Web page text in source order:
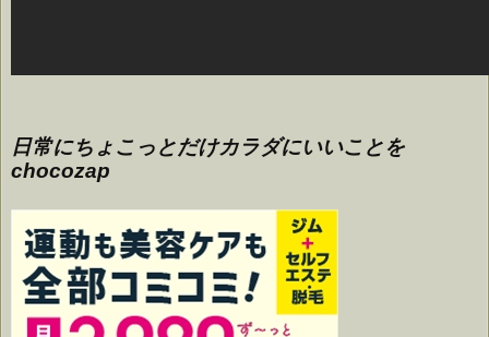
日常にちょこっとだけカラダにいいことを
chocozap